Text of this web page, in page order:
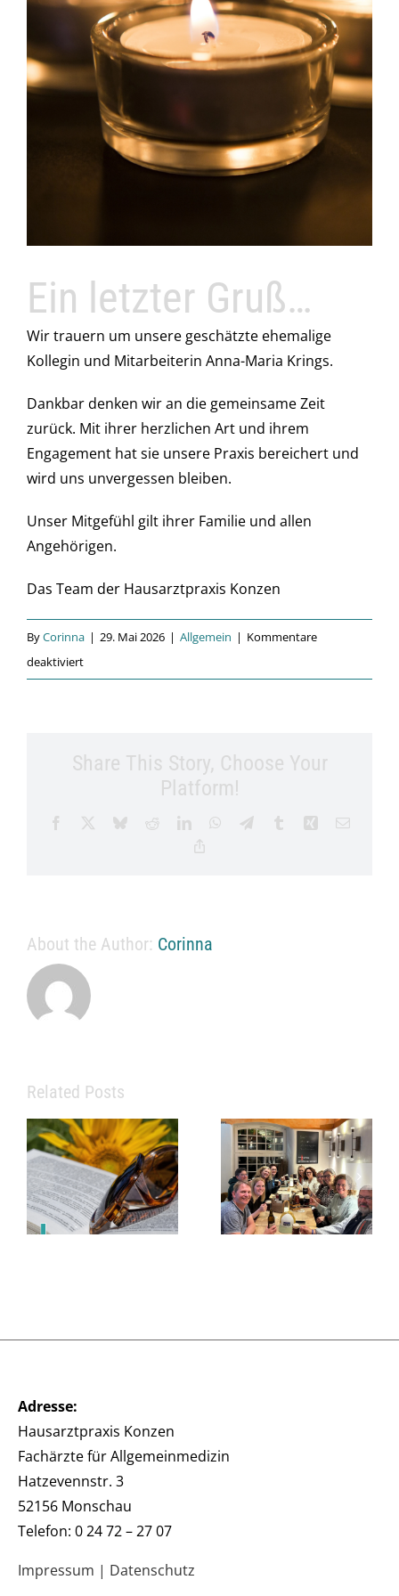
Ein letzter Gruß…
Wir trauern um unsere geschätzte ehemalige
Kollegin und Mitarbeiterin Anna-Maria Krings.
Dankbar denken wir an die gemeinsame Zeit
zurück. Mit ihrer herzlichen Art und ihrem
Engagement hat sie unsere Praxis bereichert und
wird uns unvergessen bleiben.
Unser Mitgefühl gilt ihrer Familie und allen
Angehörigen.
Das Team der Hausarztpraxis Konzen
ByCorinna | 29. Mai 2026 | Allgemein | Kommentare
deaktiviertfür
Share This Story, Choose Your
Platform!
Facebook BlueskyRedditLinkedInWhatsApp
TelegramTumblr Xing Email
About the Author: Corinna
Related PostsEine starke
Praxis
braucht mehr
als
medizinisches
Fachwissen
Info zu
im Juni
Adresse:
Hausarztpraxis Konzen
Fachärzte für Allgemeinmedizin
Hatzevennstr. 3
52156 Monschau
Telefon: 0 24 72 – 27 07
Impressum | Datenschutz